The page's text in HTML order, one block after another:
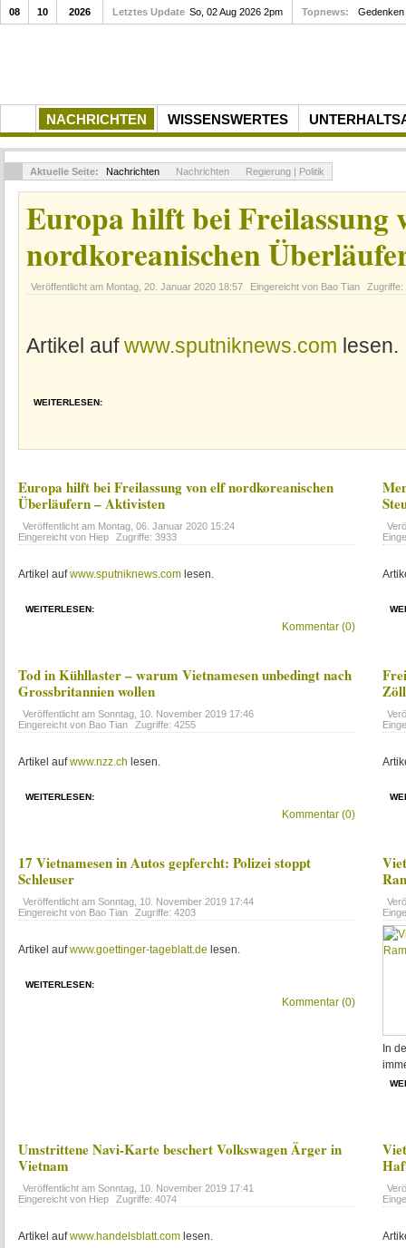
NACHRICHTEN WISSENSWERTES
08 10 2026 Letztes Update So, 02 Aug 2026 2pm Topnews: Gedenken
Aktuelle Seite: Nachrichten Nachrichten Regierung | Politik
Europa hilft bei Freilassung
nordkoreanischen
Veröffentlicht am Montag, 20. Januar 2020 18:57 Eingereicht von Bao Tian Zugriffe:
Artikel aufwww.sputniknews.com lesen.
WEITERLESEN:
Europa hilft bei Freilassung von elf nordkoreanischen
Überläufern – Aktivisten
Veröffentlicht am Montag, 06. Januar 2020 15:24
Eingereicht von Hiep
Zugriffe: 3933
Artikel aufwww.sputniknews.com lesen.
WEITERLESEN:
Kommentar (0)
Tod in Kühllaster – warum Vietnamesen unbedingt nach
Grossbritannien wollen
Veröffentlicht am Sonntag, 10. November 2019 17:46
Eingereicht von Bao Tian
Zugriffe: 4255
Artikel aufwww.nzz.ch lesen.
WEITERLESEN:
Kommentar (0)
17 Vietnamesen in Autos gepfercht: Polizei stoppt
Schleuser
Veröffentlicht am Sonntag, 10. November 2019 17:44
Eingereicht von Bao Tian
Zugriffe: 4203
Artikel aufwww.goettinger-tageblatt.de lesen.
WEITERLESEN:
Kommentar (0)
In
Umstrittene Navi-Karte beschert Volkswagen Ärger in
Vietnam
Veröffentlicht am Sonntag, 10. November 2019 17:41
Eingereicht von Hiep
Zugriffe: 4074
Artikel aufwww.handelsblatt.com lesen.